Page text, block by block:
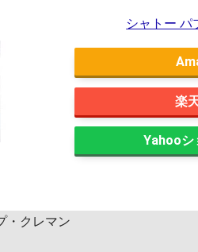
シャトー パ
楽
Yahooシ
・クレマン